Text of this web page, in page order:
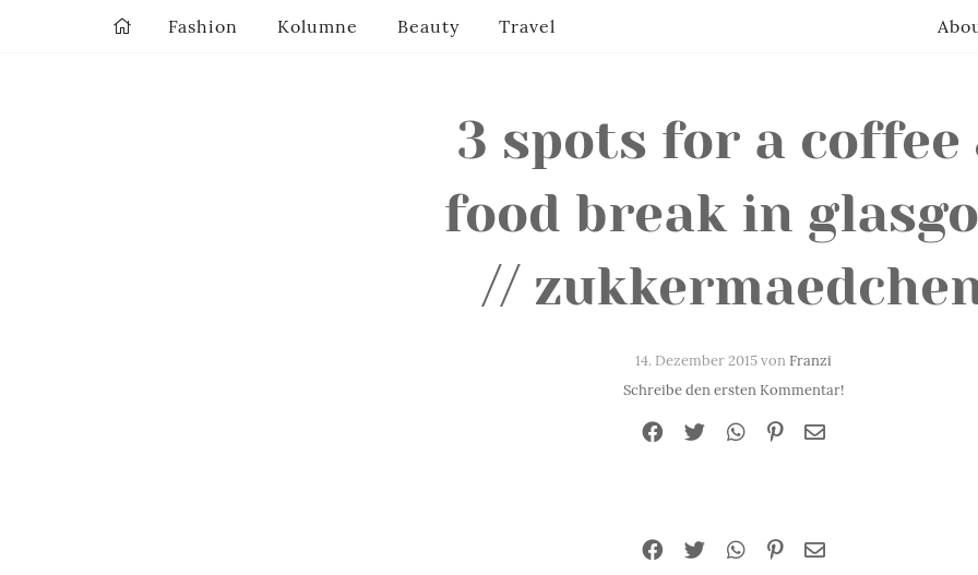
3 spots for a coffee
food break in
//
14. Dezember 2015 vonFranzi
Schreibe den ersten Kommentar!
Fashion Kolumne Beauty Travel